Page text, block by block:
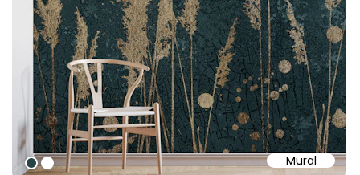
Mural
#284347
#ffffff